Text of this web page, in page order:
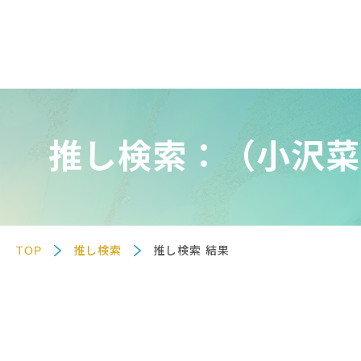
推し検索：（小沢
TOP 推し検索 推し検索 結果